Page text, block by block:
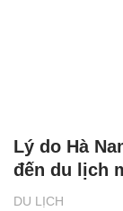
DU LỊCH
Lý do Hà
đến du lịch